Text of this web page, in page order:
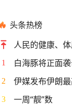
头条热榜
人民的健康、
1 白海豚将正面
2 伊媒发布伊朗
3 一周“靓”数